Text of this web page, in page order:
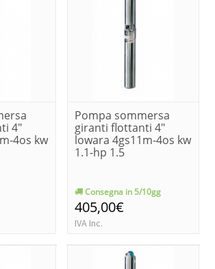
4"
4os kw
Pompa sommersa
giranti flottanti 4"
lowara 4gs11m-4os kw
1.1-hp 1.5
Consegna in 5/10gg
405,00€
IVA Inc.